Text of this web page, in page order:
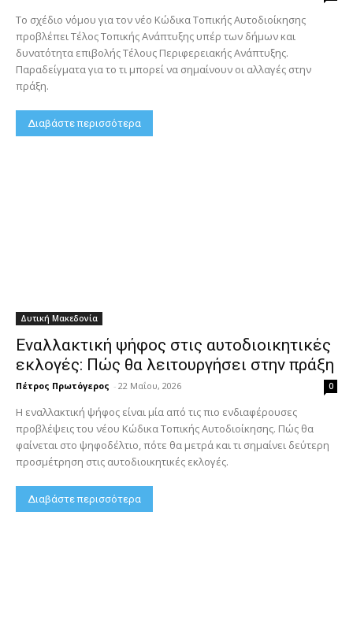
Το σχέδιο νόμου για τον νέο Κώδικα Τοπικής Αυτοδιοίκησης
προβλέπει Τέλος Τοπικής Ανάπτυξης υπέρ των δήμων και
δυνατότητα επιβολής Τέλους Περιφερειακής Ανάπτυξης.
Παραδείγματα για το τι μπορεί να σημαίνουν οι αλλαγές στην
πράξη.
Διαβάστε περισσότερα
Δυτική Μακεδονία
Εναλλακτική ψήφος στις αυτοδιοικητικές
εκλογές: Πώς θα λειτουργήσει στην πράξη
Πέτρος Πρωτόγερος - 22 Μαΐου, 2026 0
Η εναλλακτική ψήφος είναι μία από τις πιο ενδιαφέρουσες
προβλέψεις του νέου Κώδικα Τοπικής Αυτοδιοίκησης. Πώς θα
φαίνεται στο ψηφοδέλτιο, πότε θα μετρά και τι σημαίνει δεύτερη
προσμέτρηση στις αυτοδιοικητικές εκλογές.
Διαβάστε περισσότερα